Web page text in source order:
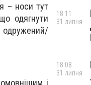
– носи тут
одягнути
одружений/
і
18:11
31 липня
18:08
31 липня